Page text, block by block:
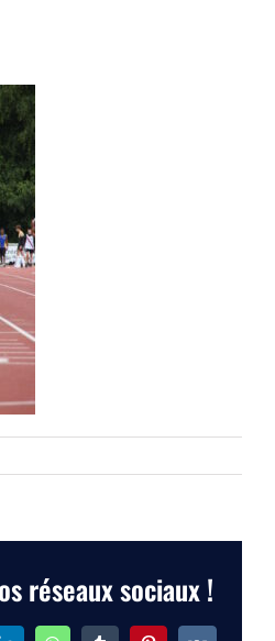
réseaux sociaux !